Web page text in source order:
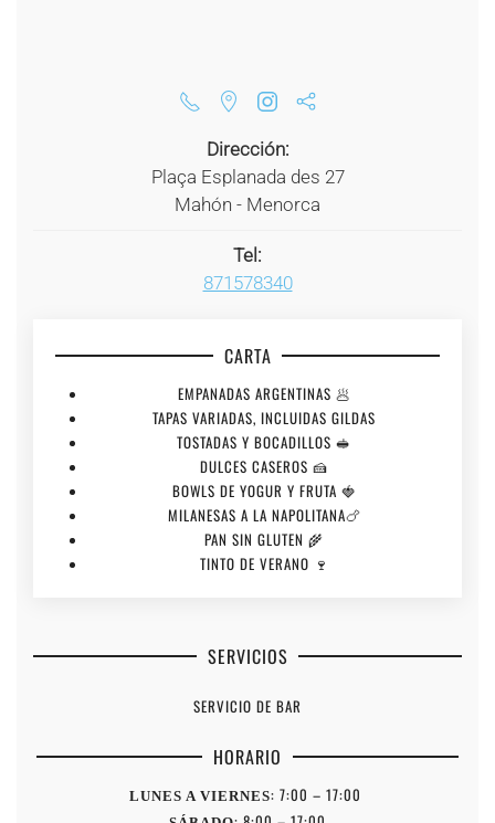
Dirección:
Plaça Esplanada des 27
Mahón - Menorca
Tel:
871578340
CARTA
EMPANADAS ARGENTINAS 🥟
TAPAS VARIADAS, INCLUIDAS GILDAS
TOSTADAS Y BOCADILLOS 🥪
DULCES CASEROS 🍰
BOWLS DE YOGUR Y FRUTA 🍓
MILANESAS A LA NAPOLITANA🍗
PAN SIN GLUTEN 🌾
TINTO DE VERANO 🍷
SERVICIOS
SERVICIO DE BAR
HORARIO
LUNES A VIERNES: 7:00 – 17:00